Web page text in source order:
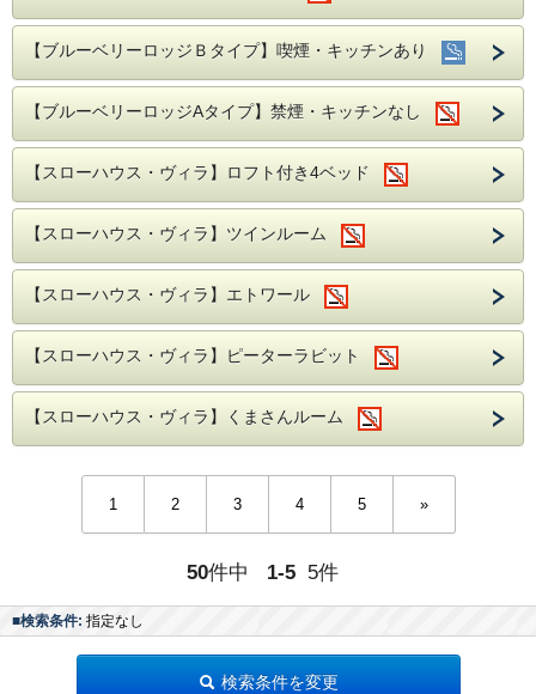
【ブルーベリーロッジＢタイプ】喫煙・キッチンあり
【ブルーベリーロッジAタイプ】禁煙・キッチンなし
【スローハウス・ヴィラ】ロフト付き4ベッド
【スローハウス・ヴィラ】ツインルーム
【スローハウス・ヴィラ】エトワール
【スローハウス・ヴィラ】ピーターラビット
【スローハウス・ヴィラ】くまさんルーム
1 2 3 4 5 »
50件中 1-5 5件
■検索条件: 指定なし
検索条件を変更